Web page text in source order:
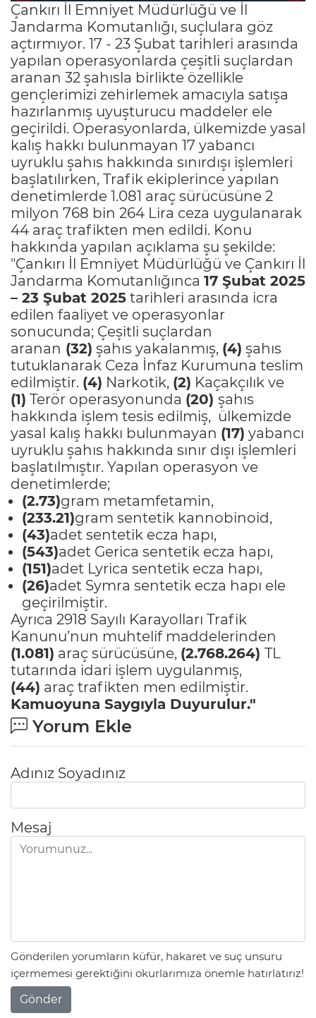
Çankırı İl Emniyet Müdürlüğü ve İl
Jandarma Komutanlığı, suçlulara göz
açtırmıyor. 17 - 23 Şubat tarihleri arasında
yapılan operasyonlarda çeşitli suçlardan
aranan 32 şahısla birlikte özellikle
gençlerimizi zehirlemek amacıyla satışa
hazırlanmış uyuşturucu maddeler ele
geçirildi. Operasyonlarda, ülkemizde yasal
kalış hakkı bulunmayan 17 yabancı
uyruklu şahıs hakkında sınırdışı işlemleri
başlatılırken, Trafik ekiplerince yapılan
denetimlerde 1.081 araç sürücüsüne 2
milyon 768 bin 264 Lira ceza uygulanarak
44 araç trafikten men edildi. Konu
hakkında yapılan açıklama şu şekilde:
"Çankırı İl Emniyet Müdürlüğü ve Çankırı İl
Jandarma Komutanlığınca 17 Şubat 2025
– 23 Şubat 2025 tarihleri arasında icra
edilen faaliyet ve operasyonlar
sonucunda; Çeşitli suçlardan
aranan (32) şahıs yakalanmış, (4) şahıs
tutuklanarak Ceza İnfaz Kurumuna teslim
edilmiştir. (4) Narkotik, (2) Kaçakçılık ve
(1) Terör operasyonunda (20) şahıs
hakkında işlem tesis edilmiş, ülkemizde
yasal kalış hakkı bulunmayan (17) yabancı
uyruklu şahıs hakkında sınır dışı işlemleri
başlatılmıştır. Yapılan operasyon ve
denetimlerde;
(2.73)gram metamfetamin,
(233.21)gram sentetik kannobinoid,
(43)adet sentetik ecza hapı,
(543)adet Gerica sentetik ecza hapı,
(151)adet Lyrica sentetik ecza hapı,
(26)adet Symra sentetik ecza hapı ele
geçirilmiştir.
Ayrıca 2918 Sayılı Karayolları Trafik
Kanunu’nun muhtelif maddelerinden
(1.081) araç sürücüsüne, (2.768.264) TL
tutarında idari işlem uygulanmış,
(44) araç trafikten men edilmiştir.
Kamuoyuna Saygıyla Duyurulur."
Yorum Ekle
Adınız Soyadınız
Mesaj
Gönderilen yorumların küfür, hakaret ve suç unsuru
içermemesi gerektiğini okurlarımıza önemle hatırlatırız!
Gönder